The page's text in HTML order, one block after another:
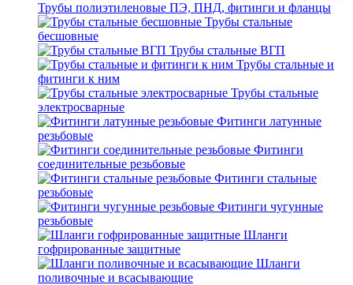
Трубы полиэтиленовые ПЭ, ПНД, фитинги и фланцы
Трубы стальные
бесшовные
Трубы стальные ВГП
Трубы стальные и
фитинги к ним
Трубы стальные
электросварные
Фитинги латунные
резьбовые
Фитинги
соединительные резьбовые
Фитинги стальные
резьбовые
Фитинги чугунные
резьбовые
Шланги
гофрированные защитные
Шланги
поливочные и всасывающие